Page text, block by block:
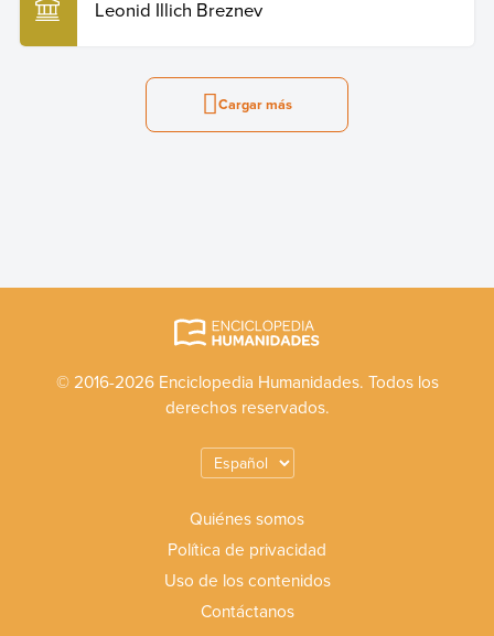
Leonid Illich Breznev
Cargar más
© 2016-2026 Enciclopedia Humanidades. Todos los
derechos reservados.
Quiénes somos
Política de privacidad
Uso de los contenidos
Contáctanos